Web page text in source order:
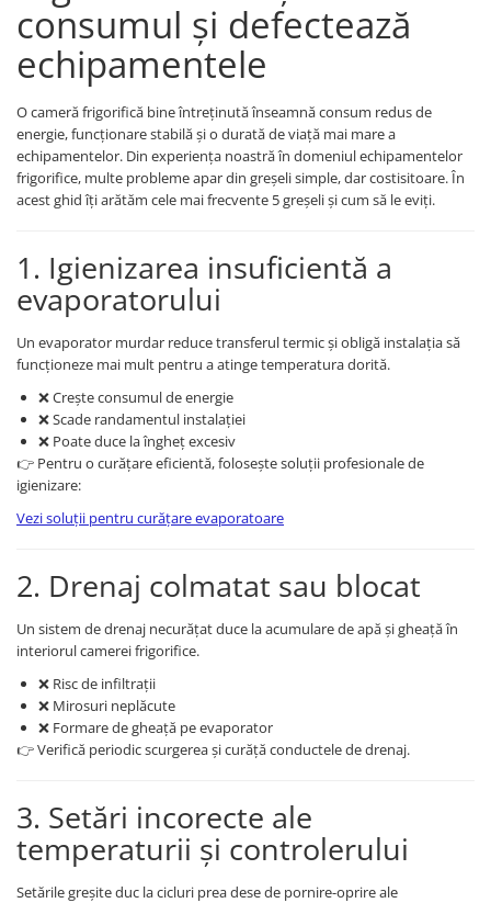
consumul și defectează
echipamentele
O cameră frigorifică bine întreținută înseamnă consum redus de
energie, funcționare stabilă și o durată de viață mai mare a
echipamentelor. Din experiența noastră în domeniul echipamentelor
frigorifice, multe probleme apar din greșeli simple, dar costisitoare. În
acest ghid îți arătăm cele mai frecvente 5 greșeli și cum să le eviți.
1. Igienizarea insuficientă a
evaporatorului
Un evaporator murdar reduce transferul termic și obligă instalația să
funcționeze mai mult pentru a atinge temperatura dorită.
❌ Crește consumul de energie
❌ Scade randamentul instalației
❌ Poate duce la îngheț excesiv
👉 Pentru o curățare eficientă, folosește soluții profesionale de
igienizare:
Vezi soluții pentru curățare evaporatoare
2. Drenaj colmatat sau blocat
Un sistem de drenaj necurățat duce la acumulare de apă și gheață în
interiorul camerei frigorifice.
❌ Risc de infiltrații
❌ Mirosuri neplăcute
❌ Formare de gheață pe evaporator
👉 Verifică periodic scurgerea și curăță conductele de drenaj.
3. Setări incorecte ale
temperaturii și controlerului
Setările greșite duc la cicluri prea dese de pornire-oprire ale